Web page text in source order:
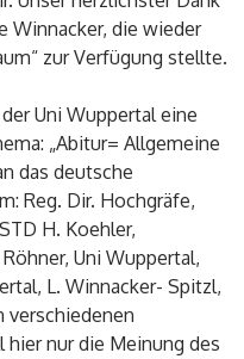
Winnacker, die wieder
zur Verfügung stellte.
Uni Wuppertal eine
„Abitur= Allgemeine
das deutsche
Reg. Dir. Hochgräfe,
H. Koehler,
Uni Wuppertal,
L. Winnacker- Spitzl,
verschiedenen
nur die Meinung des